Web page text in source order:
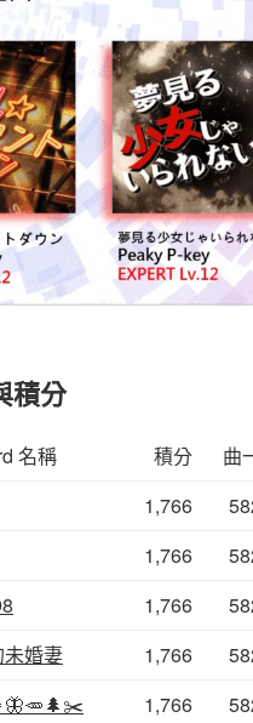
積分
名稱 積分 曲
1,766
1,766
1,766
婚妻 1,766
1,766